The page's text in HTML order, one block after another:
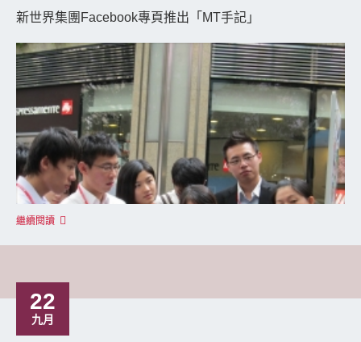
新世界集團Facebook專頁推出「MT手記」
繼續閱讀
22
九月